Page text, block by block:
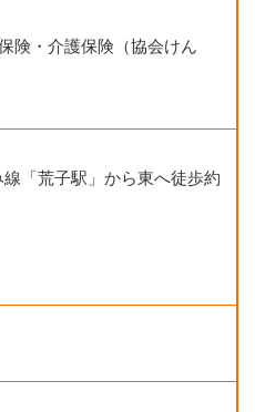
険・介護保険（協会けん
「荒子駅」から東へ徒歩約